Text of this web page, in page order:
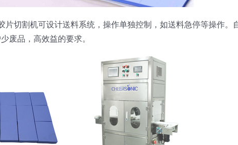
切割机可设计送料系统，操作单独控制，如送料急停等操作
废品，高效益的要求。